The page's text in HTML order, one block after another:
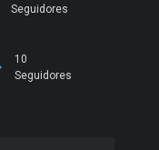
Seguidores
10
Seguidores